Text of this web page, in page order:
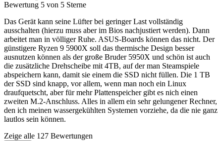
Bewertung 5 von 5 Sterne
Das Gerät kann seine Lüfter bei geringer Last vollständig
ausschalten (hierzu muss aber im Bios nachjustiert werden). Dann
arbeitet man in völliger Ruhe. ASUS-Boards können das nicht. Der
günstigere Ryzen 9 5900X soll das thermische Design besser
ausnutzen können als der große Bruder 5950X und schön ist auch
die zusätzliche Drehscheibe mit 4TB, auf der man Steamspiele
abspeichern kann, damit sie einem die SSD nicht füllen. Die 1 TB
der SSD sind knapp, vor allem, wenn man noch ein Linux
draufquetscht, aber für mehr Plattenspeicher gibt es nich einen
zweiten M.2-Anschluss. Alles in allem ein sehr gelungener Rechner,
den ich meinen wassergekühlten Systemen vorziehe, da die nie ganz
lautlos sein können.
Zeige alle 127 Bewertungen